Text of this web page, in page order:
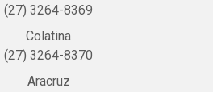
(27) 3264-8369
Colatina
(27) 3264-8370
Aracruz